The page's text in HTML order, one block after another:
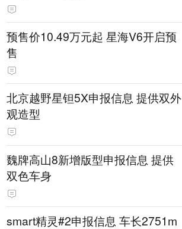
预售价10.49万元起 星海V6开启预
售
北京越野星钽5X申报信息 提供双外
观造型
魏牌高山8新增版型申报信息 提供
双色车身
smart精灵#2申报信息 车长2751m